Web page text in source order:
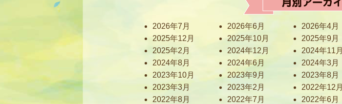
2026年7月 2026年6月 2026年4月
2025年12月
2025年10月 2025年9月
2025年2月
2024年12月 2024年11月
2024年8月
2024年6月 2024年3月
2023年10月
2023年9月 2023年8月
2023年3月
2023年2月 2022年12月
2022年8月
2022年7月 2022年6月